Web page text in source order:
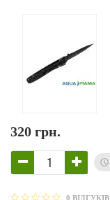
320 грн.
0 ВІДГУКІВ